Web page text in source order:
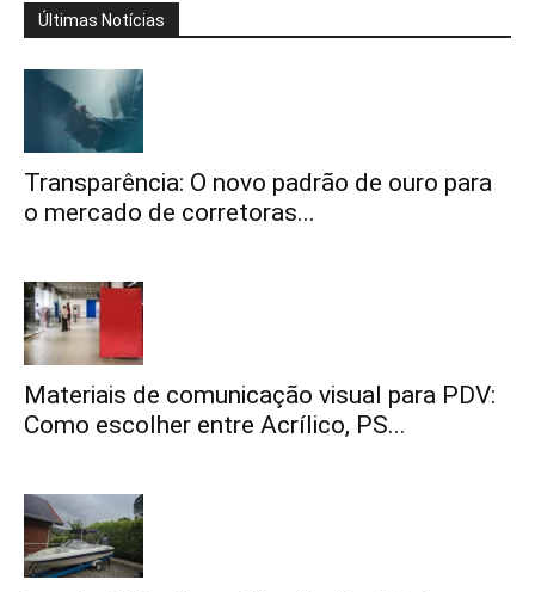
Últimas Notícias
Transparência: O novo padrão de ouro para
o mercado de corretoras...
Materiais de comunicação visual para PDV:
Como escolher entre Acrílico, PS...